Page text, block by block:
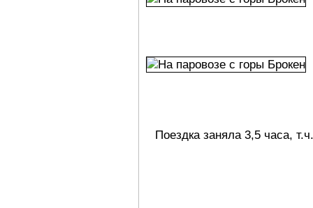
Поездка заняла 3,5 часа,